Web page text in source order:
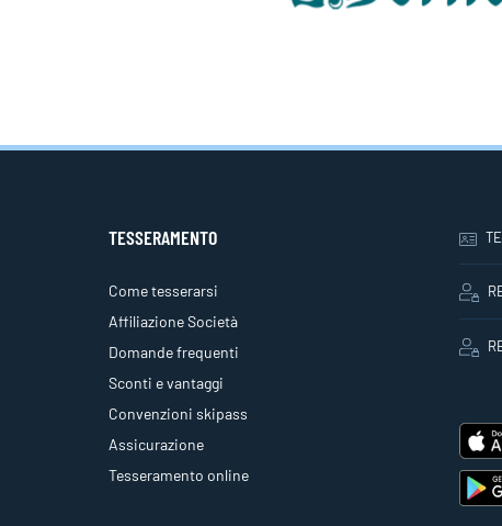
TESSERAMENTO
Come tesserarsi
Affiliazione Società
Domande frequenti
Sconti e vantaggi
Convenzioni skipass
Assicurazione
Tesseramento online